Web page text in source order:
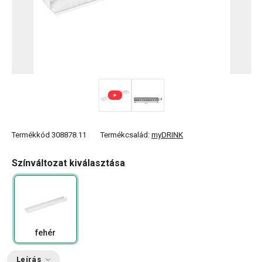
Termékkód 308878.11 Termékcsalád: myDRINK
Színváltozat kiválasztása
fehér
Leírás